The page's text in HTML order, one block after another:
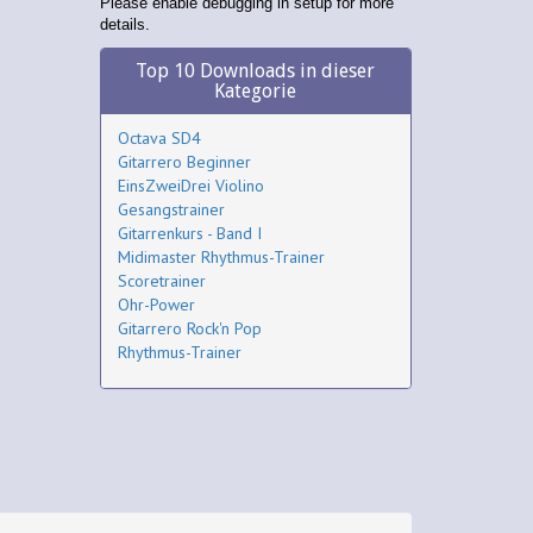
details.
Top 10 Downloads in dieser
Kategorie
Octava SD4
Gitarrero Beginner
EinsZweiDrei Violino
Gesangstrainer
Gitarrenkurs - Band I
Midimaster Rhythmus-Trainer
Scoretrainer
Ohr-Power
Gitarrero Rock'n Pop
Rhythmus-Trainer